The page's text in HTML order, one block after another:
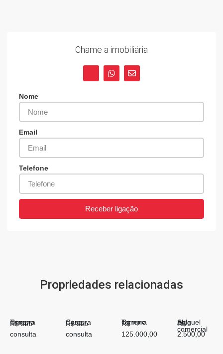
Chame a imobiliária
Nome
Email
Telefone
Receber ligação
Propriedades relacionadas
R$ sob
consulta
Compra
Terreno
R$ sob
consulta
Compra
Casa
R$
125.000,00
Compra
Terreno
R$
2.500,00
Aluguel
Sala
comercial